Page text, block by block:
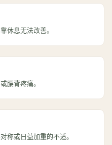
休息无法改善。
腰背疼痛。
称或日益加重的不适。